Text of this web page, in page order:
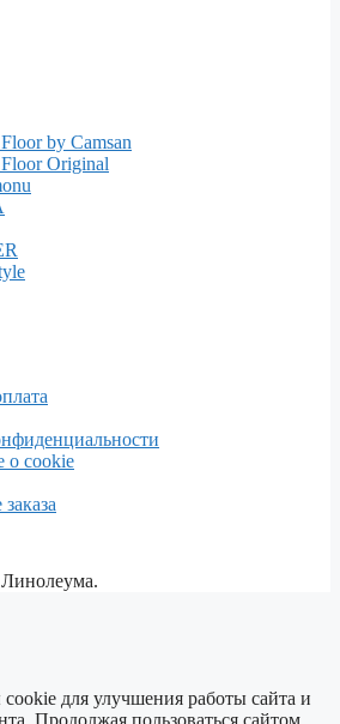
by Camsan
Original
о cookie
город ✕
для улучшения работы сайта и
Продолжая пользоваться сайтом,